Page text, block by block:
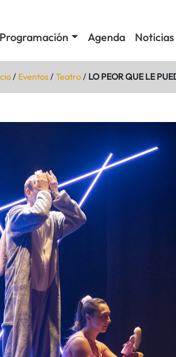
Programación Agenda Noticias
/ Eventos/Teatro/ LO PEOR QUE LE